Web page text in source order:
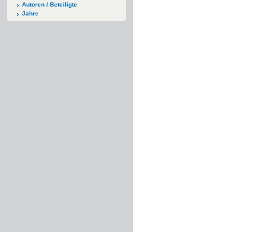
Autoren / Beteiligte
Jahre